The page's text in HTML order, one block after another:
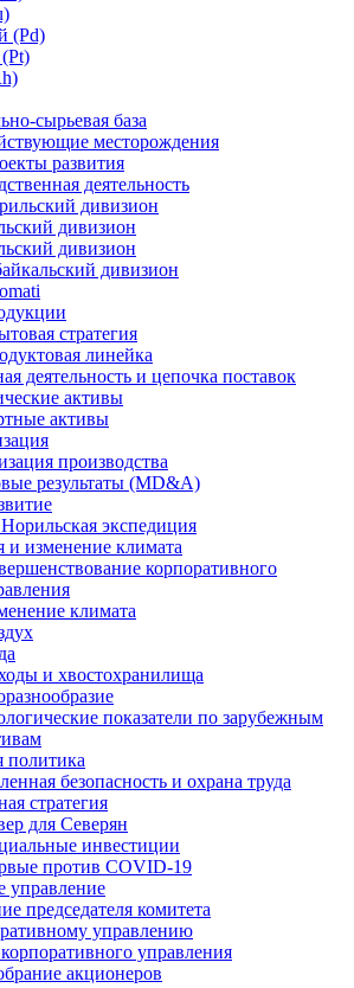
(Pd)
сырьевая база
месторождения
развития
деятельность
дивизион
дивизион
дивизион
дивизион
стратегия
линейка
деятельность и цепочка поставок
активы
активы
производства
результаты (MD&A)
экспедиция
и изменение климата
корпоративного
климата
и хвостохранилища
показатели по зарубежным
политика
безопасность и охрана труда
стратегия
для Северян
инвестиции
против COVID‑19
управление
председателя комитета
управлению
управления
акционеров